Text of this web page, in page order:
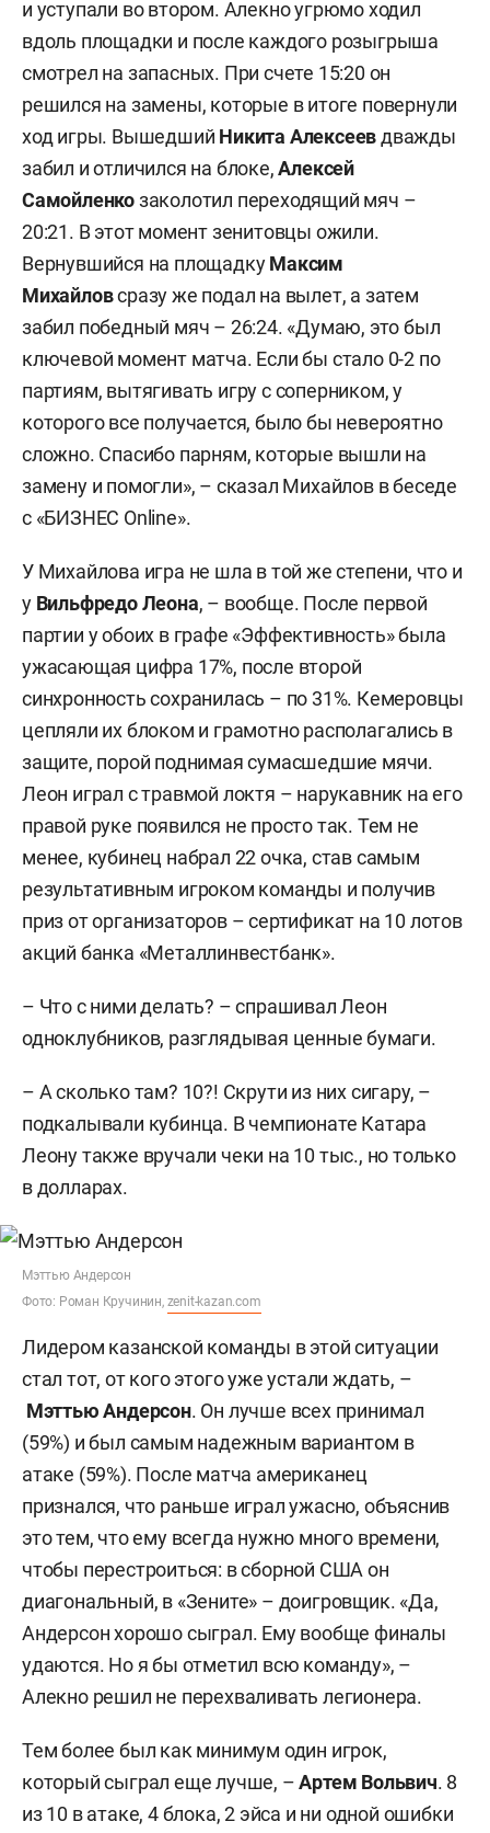
и уступали во втором. Алекно угрюмо ходил
вдоль площадки и после каждого розыгрыша
смотрел на запасных. При счете 15:20 он
решился на замены, которые в итоге повернули
ход игры. Вышедший Никита Алексеевдважды
забил и отличился на блоке,Алексей
Самойленкозаколотил переходящий мяч –
20:21. В этот момент зенитовцы ожили.
Вернувшийся на площадкуМаксим
Михайловсразу же подал на вылет, а затем
забил победный мяч – 26:24. «Думаю, это был
ключевой момент матча. Если бы стало 0-2 по
партиям, вытягивать игру с соперником, у
которого все получается, было бы невероятно
сложно. Спасибо парням, которые вышли на
замену и помогли», – сказал Михайлов в беседе
с «БИЗНЕС Online».
У Михайлова игра не шла в той же степени, что и
у Вильфредо Леона, – вообще. После первой
партии у обоих в графе «Эффективность» была
ужасающая цифра 17%, после второй
синхронность сохранилась – по 31%. Кемеровцы
цепляли их блоком и грамотно располагались в
защите, порой поднимая сумасшедшие мячи.
Леон играл с травмой локтя – нарукавник на его
правой руке появился не просто так. Тем не
менее, кубинец набрал 22 очка, став самым
результативным игроком команды и получив
приз от организаторов – сертификат на 10 лотов
акций банка «Металлинвестбанк».
– Что с ними делать? – спрашивал Леон
одноклубников, разглядывая ценные бумаги.
– А сколько там? 10?! Скрути из них сигару, –
подкалывали кубинца. В чемпионате Катара
Леону также вручали чеки на 10 тыс., но только
в долларах.
Мэттью Андерсон
Фото: Роман Кручинин, zenit-kazan.com
Лидером казанской команды в этой ситуации
стал тот, от кого этого уже устали ждать, –
Мэттью Андерсон. Он лучше всех принимал
(59%) и был самым надежным вариантом в
атаке (59%). После матча американец
признался, что раньше играл ужасно, объяснив
это тем, что ему всегда нужно много времени,
чтобы перестроиться: в сборной США он
диагональный, в «Зените» – доигровщик. «Да,
Андерсон хорошо сыграл. Ему вообще финалы
удаются. Но я бы отметил всю команду», –
Алекно решил не перехваливать легионера.
Тем более был как минимум один игрок,
который сыграл еще лучше, –Артем Вольвич. 8
из 10 в атаке, 4 блока, 2 эйса и ни одной ошибки